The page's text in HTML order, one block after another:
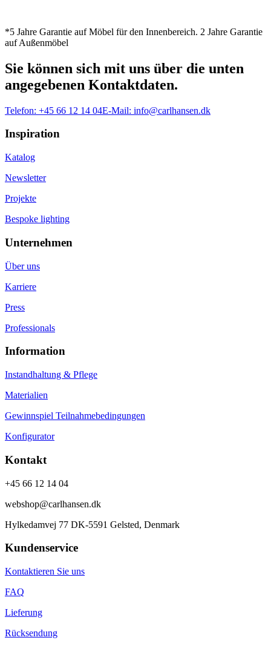
*5 Jahre Garantie auf Möbel für den Innenbereich. 2 Jahre Garantie
auf Außenmöbel
Sie können sich mit uns über die unten
angegebenen Kontaktdaten.
Telefon: +45 66 12 14 04E-Mail: info@carlhansen.dk
Inspiration
Katalog
Newsletter
Projekte
Bespoke lighting
Unternehmen
Über uns
Karriere
Press
Professionals
Information
Instandhaltung & Pflege
Materialien
Gewinnspiel Teilnahmebedingungen
Konfigurator
Kontakt
+45 66 12 14 04
webshop@carlhansen.dk
Hylkedamvej 77 DK-5591 Gelsted, Denmark
Kundenservice
Kontaktieren Sie uns
FAQ
Lieferung
Rücksendung